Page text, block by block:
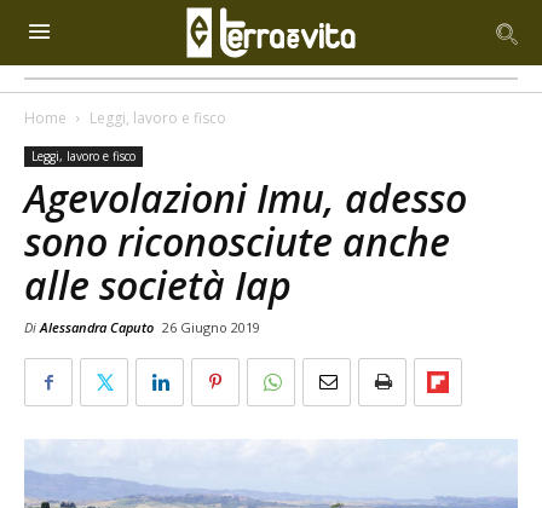
Home Leggi, lavoro e fisco
Leggi, lavoro e fisco
Agevolazioni Imu, adesso
sono riconosciute anche
alle società Iap
DiAlessandra Caputo 26 Giugno 2019